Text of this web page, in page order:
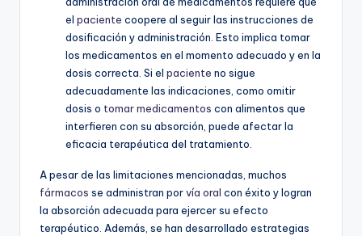
el paciente coopere al seguir las instrucciones de
dosificación y administración. Esto implica tomar
los medicamentos en el momento adecuado y en la
dosis correcta. Si el paciente no sigue
adecuadamente las indicaciones, como omitir
dosis o tomar medicamentos con alimentos que
interfieren con su absorción, puede afectar la
eficacia terapéutica del tratamiento.
A pesar de las limitaciones mencionadas, muchos
fármacos se administran porvía oral con éxito y logran
la absorción adecuada para ejercer su efecto
terapéutico. Además, se han desarrollado estrategias